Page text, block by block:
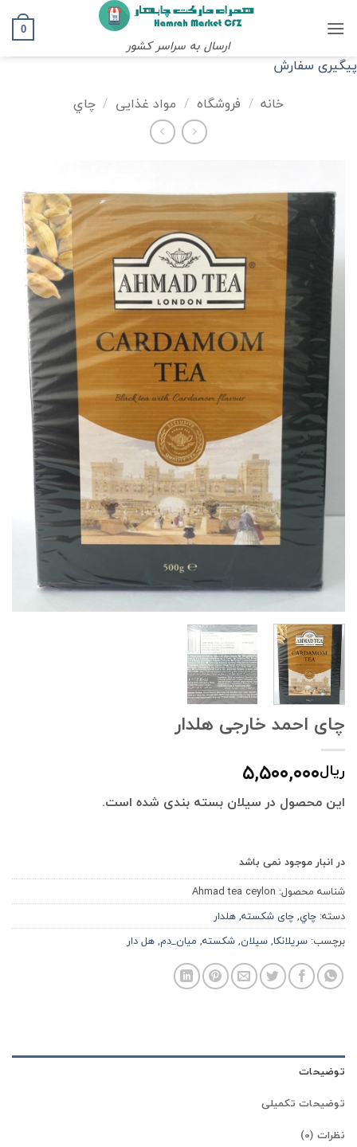
ارسال به سراسر کشور
0
پیگیری سفارش
خانه / فروشگاه / مواد غذایی / چاي
چای احمد خارجی هلدار
ریال۵,۵۰۰,۰۰۰
این محصول در سیلان بسته بندی شده است.
در انبار موجود نمی باشد
شناسه محصول: Ahmad tea ceylon
دسته: چاي,چای شکسته,هلدار
برچسب: سريلانكا,سيلان,شكسته, ميان_دم,هل دار
توضیحات
توضیحات تکمیلی
نظرات (0)